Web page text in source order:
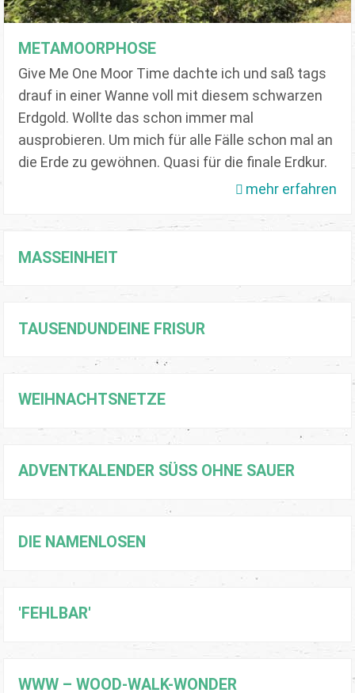
METAMOORPHOSE
Give Me One Moor Time dachte ich und saß tags
drauf in einer Wanne voll mit diesem schwarzen
Erdgold. Wollte das schon immer mal
ausprobieren. Um mich für alle Fälle schon mal an
die Erde zu gewöhnen. Quasi für die finale Erdkur.
mehr erfahren
MASSEINHEIT
TAUSENDUNDEINE FRISUR
WEIHNACHTSNETZE
ADVENTKALENDER SÜSS OHNE SAUER
DIE NAMENLOSEN
'FEHLBAR'
WWW – WOOD-WALK-WONDER